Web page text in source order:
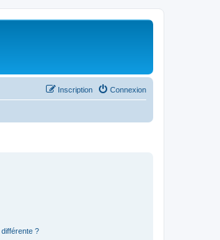
Connexion
Inscription
?